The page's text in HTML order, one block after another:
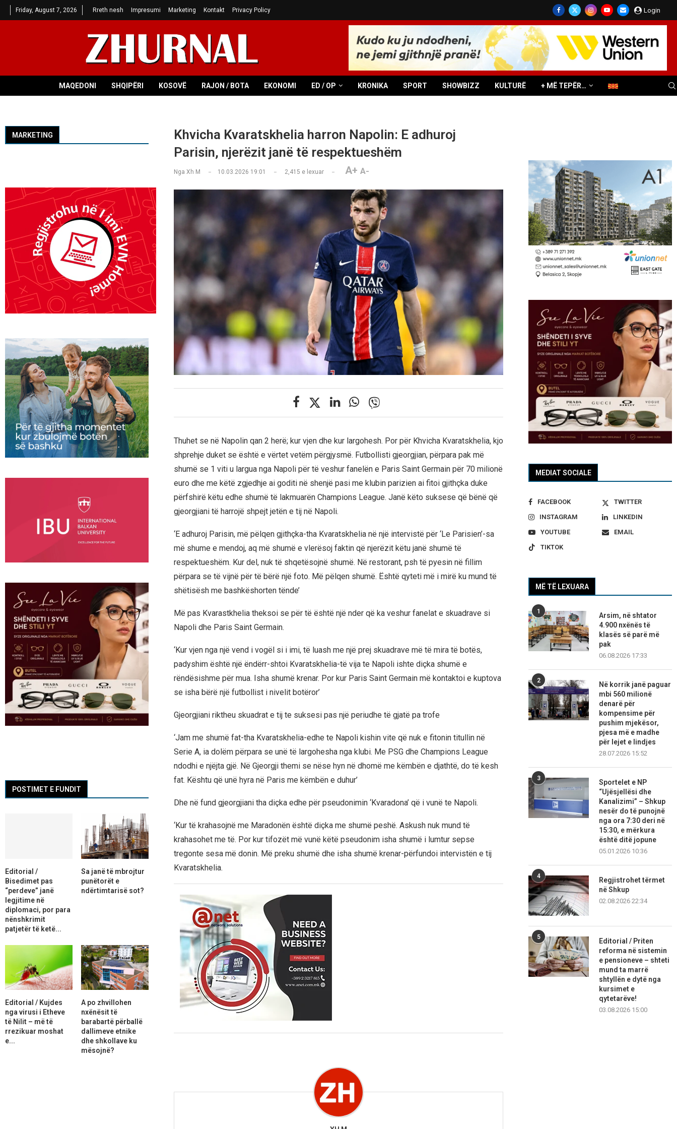
Friday, August 7, 2026 Rreth nesh Impresumi Marketing Kontakt Privacy Policy Login
MAQEDONI SHQIPËRI KOSOVË RAJON / BOTA EKONOMI ED / OP KRONIKA SPORT SHOWBIZZ KULTURË + MË TEPËR…
Khvicha Kvaratskhelia harron Napolin: E adhuroj
Parisin, njerëzit janë të respektueshëm
Nga Xh M 10.03.2026 19:01 2,415 e lexuar A+ A-
Thuhet se në Napolin qan 2 herë; kur vjen dhe kur largohesh. Por për Khvicha Kvaratskhelia, kjo
shprehje duket se është e vërtet vetëm përgjysmë. Futbollisti gjeorgjian, përpara pak më
shumë se 1 viti u largua nga Napoli për të veshur fanelën e Paris Saint Germain për 70 milionë
euro dhe me këtë zgjedhje ai goditi në shenjë pasi me klubin parizien ai fitoi gjithçka duke
përfshirë këtu edhe shumë të lakmuarën Champions League. Janë këto suksese që bënë që
gjeorgjiani të harrojë shpejt jetën e tij në Napoli.
‘E adhuroj Parisin, më pëlqen gjithçka-tha Kvaratskhelia në një intervistë për ‘Le Parisien’-sa
më shume e mendoj, aq më shumë e vlerësoj faktin që njerëzit këtu janë shumë të
respektueshëm. Kur del, nuk të shqetësojnë shumë. Në restorant, psh të pyesin në fillim
përpara se të vijnë për të bërë një foto. Më pëlqen shumë. Është qyteti më i mirë ku mund të
shëtisësh me bashkëshorten tënde’
Më pas Kvarastkhelia theksoi se për të është një nder që ka veshur fanelat e skuadrave si
Napoli dhe Paris Saint Germain.
‘Kur vjen nga një vend i vogël si i imi, të luash me një prej skuadrave më të mira të botës,
padyshim është një ëndërr-shtoi Kvaratskhelia-të vija te Napoli ishte diçka shumë e
rëndësishme për mua. Isha shumë krenar. Por kur Paris Saint Germain më kontaktoi e kuptova
se isha bërë një futbollist i nivelit botëror’
Gjeorgjiani riktheu skuadrat e tij te suksesi pas një periudhe të gjatë pa trofe
‘Jam me shumë fat-tha Kvaratskhelia-edhe te Napoli kishin vite që nuk e fitonin titullin në
Serie A, ia dolëm përpara se unë të largohesha nga klubi. Me PSG dhe Champions League
ndodhi e njëjta gjë. Në Gjeorgji themi se nëse hyn në dhomë me këmbën e djathtë, do të kesh
fat. Kështu që unë hyra në Paris me këmbën e duhur’
Dhe në fund gjeorgjiani tha diçka edhe për pseudonimin ‘Kvaradona’ që i vunë te Napoli.
‘Kur të krahasojnë me Maradonën është diçka me shumë peshë. Askush nuk mund të
krahasohet me të. Por kur tifozët më vunë këtë pseudonim isha shumë i lumtur sepse
tregonte sesa më donin. Më preku shumë dhe isha shumë krenar-përfundoi intervistën e tij
Kvaratskhelia.
MEDIAT SOCIALE
FACEBOOK
TWITTER
INSTAGRAM
LINKEDIN
YOUTUBE
EMAIL
TIKTOK
MË TË LEXUARA
1
Arsim, në shtator
4.900 nxënës të
klasës së parë më
pak
06.08.2026 17:33
2
Në korrik janë paguar
mbi 560 milionë
denarë për
kompensime për
pushim mjekësor,
pjesa më e madhe
për lejet e lindjes
28.07.2026 15:52
3
Sportelet e NP
“Ujësjellësi dhe
Kanalizimi” – Shkup
nesër do të punojnë
nga ora 7:30 deri në
15:30, e mërkura
është ditë jopune
05.01.2026 10:36
4
Regjistrohet tërmet
në Shkup
02.08.2026 22:34
5
Editorial / Priten
reforma në sistemin
e pensioneve – shteti
mund ta marrë
shtyllën e dytë nga
kursimet e
qytetarëve!
03.08.2026 15:00
MARKETING
POSTIMET E FUNDIT
Editorial /
Bisedimet pas
“perdeve” janë
legjitime në
diplomaci, por para
nënshkrimit
patjetër të ketë...
Sa janë të mbrojtur
punëtorët e
ndërtimtarisë sot?
Editorial / Kujdes
nga virusi i Etheve
të Nilit – më të
rrezikuar moshat
e...
A po zhvillohen
nxënësit të
barabartë përballë
dallimeve etnike
dhe shkollave ku
mësojnë?